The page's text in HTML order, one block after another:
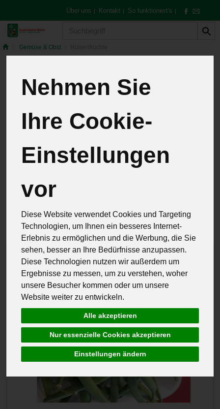
Nehmen Sie
Ihre Cookie-
Einstellungen
vor
Diese Website verwendet Cookies und Targeting
Technologien, um Ihnen ein besseres Internet-
Erlebnis zu ermöglichen und die Werbung, die Sie
sehen, besser an Ihre Bedürfnisse anzupassen.
Diese Technologien nutzen wir außerdem um
Ergebnisse zu messen, um zu verstehen, woher
unsere Besucher kommen oder um unsere
Website weiter zu entwickeln.
Alle akzeptieren
Nur essenzielle Cookies akzeptieren
Einstellungen ändern
Über uns | Kontakt | So funktioniert's |
Gemüse & Obst
Hülsenfrüchte
12